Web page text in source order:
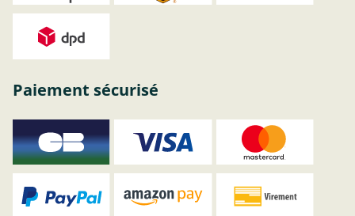
Paiement sécurisé